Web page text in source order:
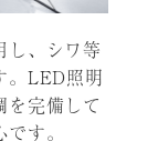
し、シワ等
。LED照明
を完備して
す。